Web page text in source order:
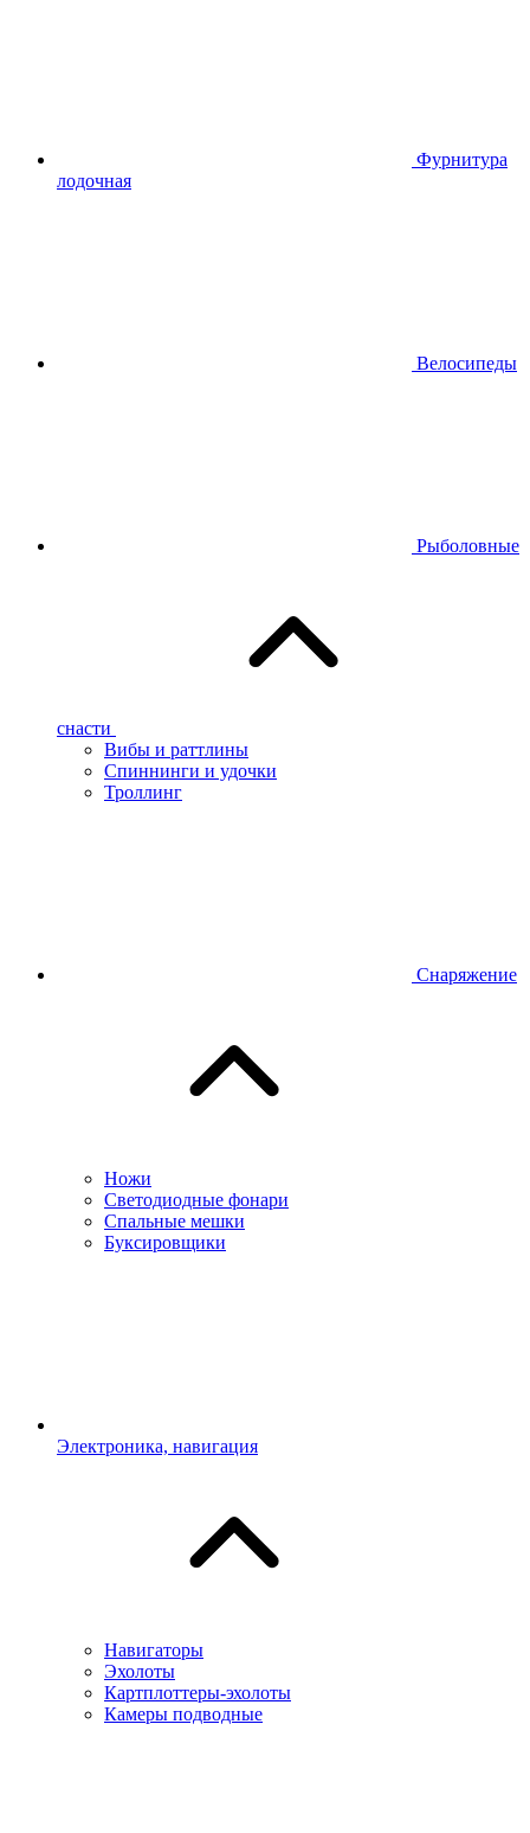
Фурнитура
лодочная
Велосипеды
Рыболовные
снасти
Вибы и раттлины
Спиннинги и удочки
Троллинг
Снаряжение
Ножи
Светодиодные фонари
Спальные мешки
Буксировщики
Электроника, навигация
Навигаторы
Эхолоты
Картплоттеры-эхолоты
Камеры подводные